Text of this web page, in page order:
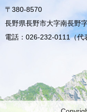
〒380-8570
長野県長野市大字南長野
電話：026-232-0111（代